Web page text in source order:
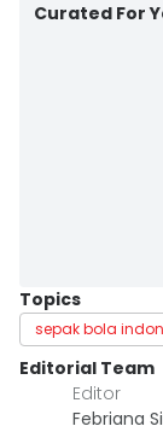
Curated For
Topics
sepak bola
Editorial Team
Editor
Febriana